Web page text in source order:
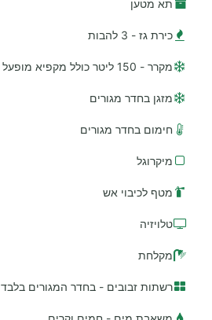
תא מטען
כירת גז - 3 להבות
מקרר - 150 ליטר כולל מקפיא מופעל ב 12V \ 110V \ גז
מזגן בחדר מגורים
חימום בחדר מגורים
מיקרוגל
מטף לכיבוי אש
טלויזיה
מקלחת
רשתות זבובים - בחדר המגורים בלבד